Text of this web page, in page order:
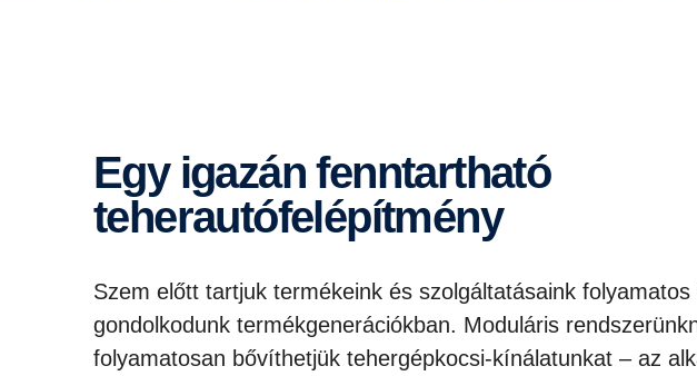
Egy igazán fenntartható
teherautófelépítmény
Szem előtt tartjuk termékeink és szolgáltatásaink
gondolkodunk termékgenerációkban. Moduláris
folyamatosan bővíthetjük tehergépkocsi-kínálatunkat – az